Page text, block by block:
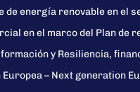
de energía renovable en el
en el marco del Plan de
y Resiliencia,
Europea – Next generation